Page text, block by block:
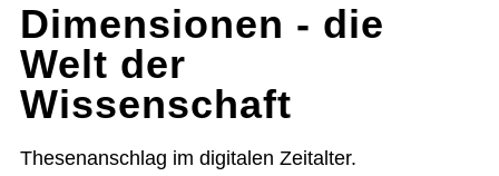
Dimensionen - die
Welt der
Wissenschaft
Thesenanschlag im digitalen Zeitalter.